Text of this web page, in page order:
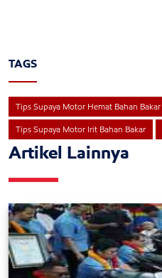
TAGS
Tips Supaya Motor Hemat Bahan Bakar
Tips Supaya Motor Irit Bahan Bakar
Artikel Lainnya